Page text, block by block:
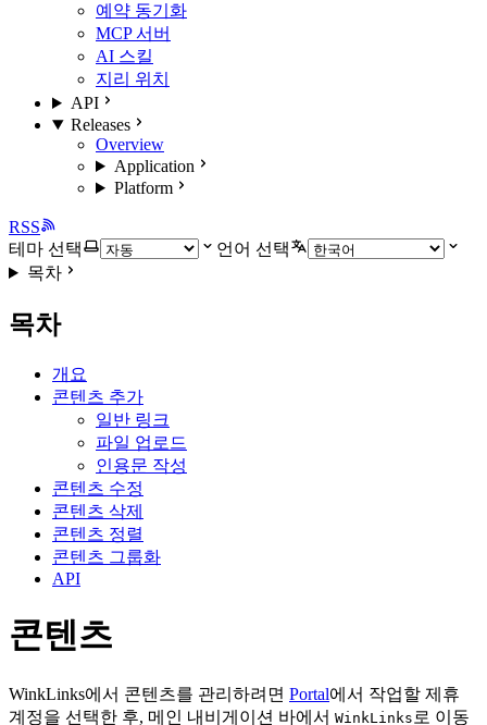
예약 동기화
MCP 서버
AI 스킬
지리 위치
API
Releases
Overview
Application
Platform
RSS
테마 선택
언어 선택
목차
목차
개요
콘텐츠 추가
일반 링크
파일 업로드
인용문 작성
콘텐츠 수정
콘텐츠 삭제
콘텐츠 정렬
콘텐츠 그룹화
API
콘텐츠
WinkLinks에서 콘텐츠를 관리하려면 Portal에서 작업할 제휴
계정을 선택한 후, 메인 내비게이션 바에서 WinkLinks 로 이동